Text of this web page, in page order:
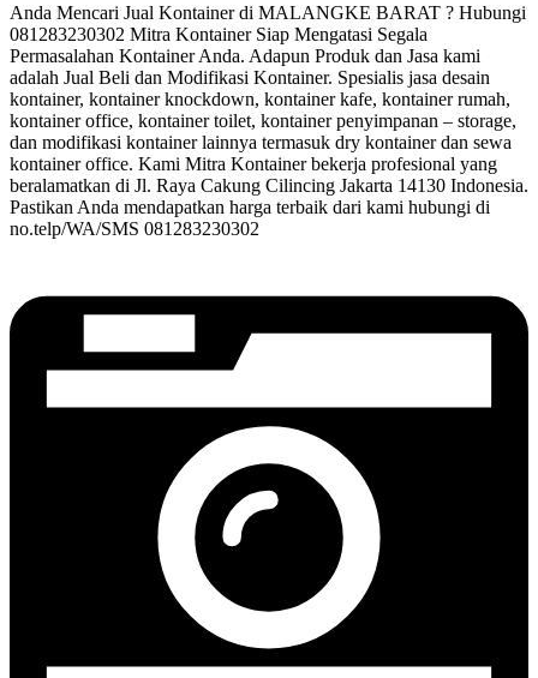
Anda Mencari Jual Kontainer di MALANGKE BARAT ? Hubungi
081283230302 Mitra Kontainer Siap Mengatasi Segala
Permasalahan Kontainer Anda. Adapun Produk dan Jasa kami
adalah Jual Beli dan Modifikasi Kontainer. Spesialis jasa desain
kontainer, kontainer knockdown, kontainer kafe, kontainer rumah,
kontainer office, kontainer toilet, kontainer penyimpanan – storage,
dan modifikasi kontainer lainnya termasuk dry kontainer dan sewa
kontainer office. Kami Mitra Kontainer bekerja profesional yang
beralamatkan di Jl. Raya Cakung Cilincing Jakarta 14130 Indonesia.
Pastikan Anda mendapatkan harga terbaik dari kami hubungi di
no.telp/WA/SMS 081283230302